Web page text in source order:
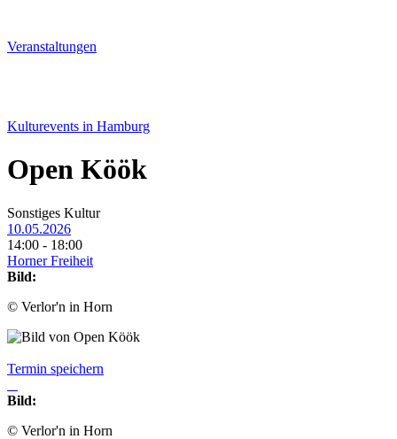
Veranstal­tungen
Kulturevents in Hamburg
Open Köök
Sonstiges Kultur
10.05.2026
14:00 - 18:00
Horner Freiheit
Bild:
© Verlor'n in Horn
Termin speichern
Bild:
© Verlor'n in Horn